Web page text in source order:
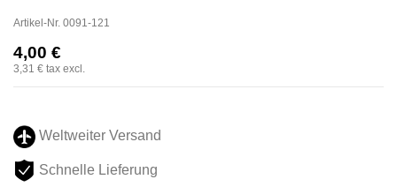
Artikel-Nr. 0091-121
4,00 €
3,31 € tax excl.
Weltweiter Versand
Schnelle Lieferung